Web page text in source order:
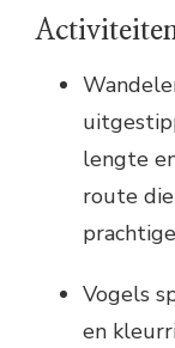
lengte
route
Vogels
en